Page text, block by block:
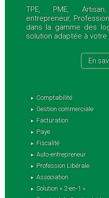
TPE, PME,
entrepreneur,
dans la gamme des
solution adaptée à votre
En
Comptabilité
Gestion commerciale
Facturation
Paye
Fiscalité
Auto-entrepreneur
Profession Libérale
Association
Solution « 2-en-1 »